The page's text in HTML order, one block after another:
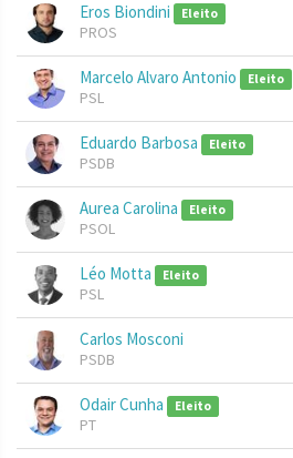
Eros Biondini Eleito
PROS
Marcelo Alvaro Antonio Eleito
PSL
Eduardo Barbosa Eleito
PSDB
Aurea Carolina Eleito
PSOL
Léo Motta Eleito
PSL
Carlos Mosconi
PSDB
Odair Cunha Eleito
PT